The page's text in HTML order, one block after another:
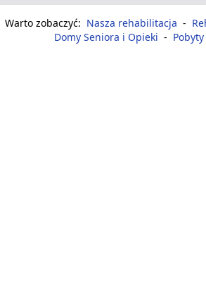
Warto zobaczyć: Nasza rehabilitacja -
Domy Seniora i Opieki -